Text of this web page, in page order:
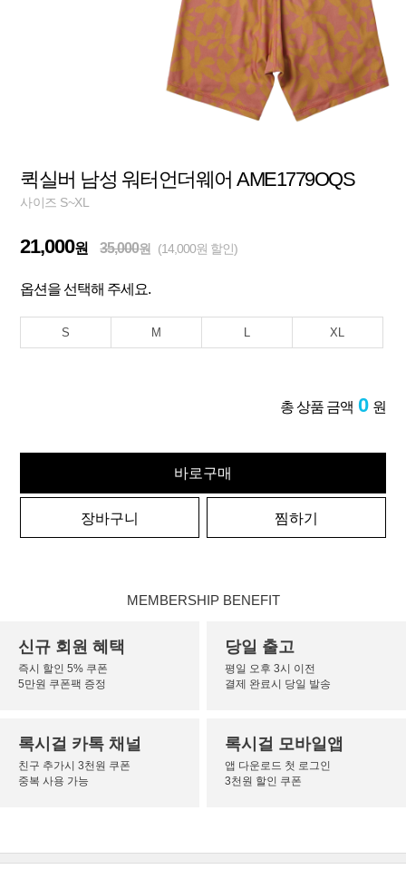
퀵실버 남성 워터언더웨어 AME1779OQS
사이즈 S~XL
21,000원 35,000원 (14,000원 할인)
옵션을 선택해 주세요.
S M L XL
총 상품 금액 0 원
바로구매
장바구니 찜하기
MEMBERSHIP BENEFIT
신규 회원 혜택
즉시 할인 5% 쿠폰
5만원 쿠폰팩 증정
당일 출고
평일 오후 3시 이전
결제 완료시 당일 발송
록시걸 카톡 채널
친구 추가시 3천원 쿠폰
중복 사용 가능
록시걸 모바일앱
앱 다운로드 첫 로그인
3천원 할인 쿠폰